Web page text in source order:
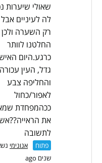
שאולי שיערות
לה לעיניים
רק השערה ולכן
החלטנו לוותר
כרגע.היום
גדל, העין עכורה
והחליפה צבע
לאפור/כחול
ככהמפחדת
את
לתשובה
פתוח אנונימי
שנים ago